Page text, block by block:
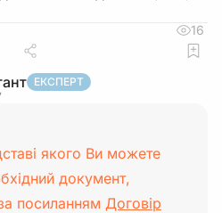
16
ЕКСПЕРТ
якого Ви можете
документ,
посиланням Договір